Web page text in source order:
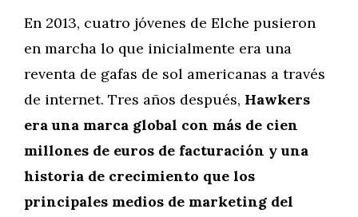
En 2013, cuatro jóvenes de Elche pusieron
en marcha lo que inicialmente era una
reventa de gafas de sol americanas a través
de internet. Tres años después, Hawkers
era una marca global con más de cien
millones de euros de facturación y una
historia de crecimiento que los
principales medios de marketing del